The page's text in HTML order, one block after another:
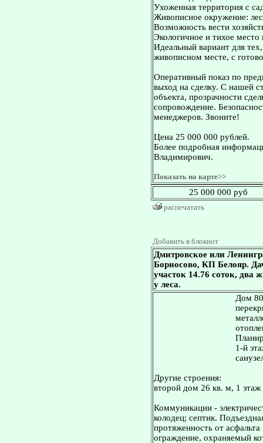
Ухоженная территория с
Живописное окружение:
Возможность вести
Экологичное и тихое место
Идеальный вариант для
живописном месте, с
Оперативный показ по
выход на сделку. С нашей
объекта, прозрачности
сопровождение.
менеджеров. Звоните!
Цена 25 000 000 рублей.
Более подробная
Владимирович.
Показать на карте>>
25 000 000 руб
распечатать
Добавить в блокнот
Дмитровское или
Борносово, КП Белояр.
участок 14.76 соток, два
у леса.
Дом
1-й
Другие строения:
второй дом 26 кв. м, 1
Коммуникации -
колодец; септик.
протяженность от
ограждение, охраняемый